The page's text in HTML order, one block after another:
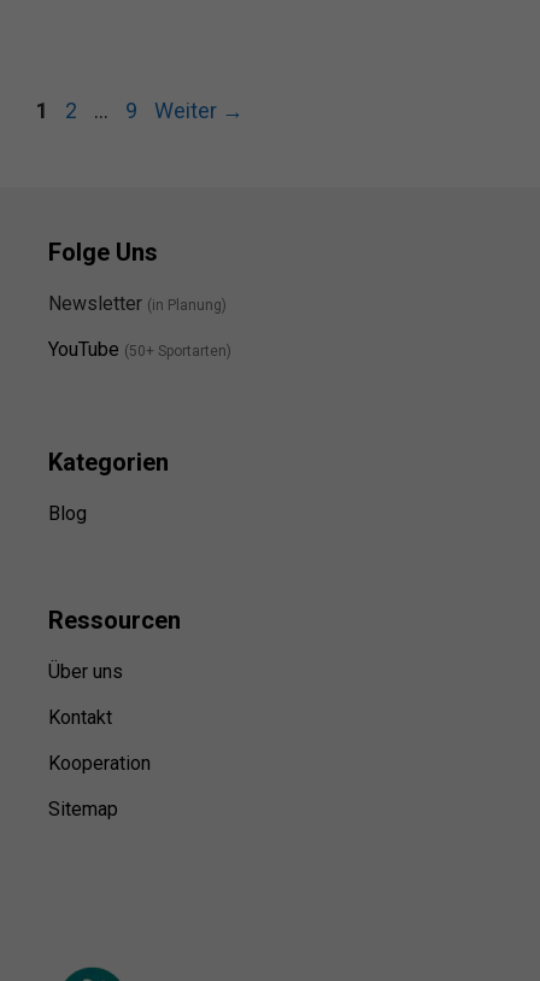
Seite
1 Seite
2 … Seite
9 Weiter →
Folge Uns
Newsletter (in Planung)
YouTube (50+ Sportarten)
Kategorien
Blog
Ressourcen
Über uns
Kontakt
Kooperation
Sitemap